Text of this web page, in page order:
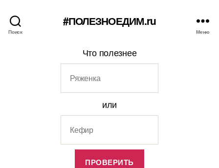
Поиск
#ПОЛЕЗНОЕДИМ.ru
Меню
Что полезнее
или